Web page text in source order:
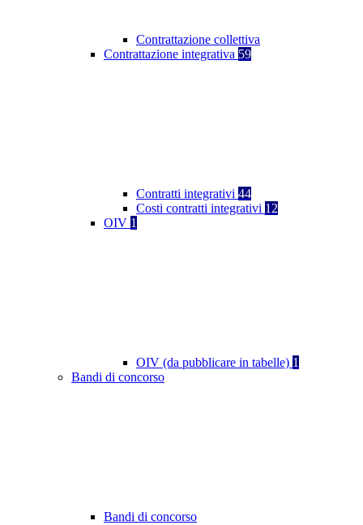
Contrattazione collettiva
Contrattazione integrativa 59
Contratti integrativi 44
Costi contratti integrativi 12
OIV 1
OIV (da pubblicare in tabelle) 1
Bandi di concorso
Bandi di concorso